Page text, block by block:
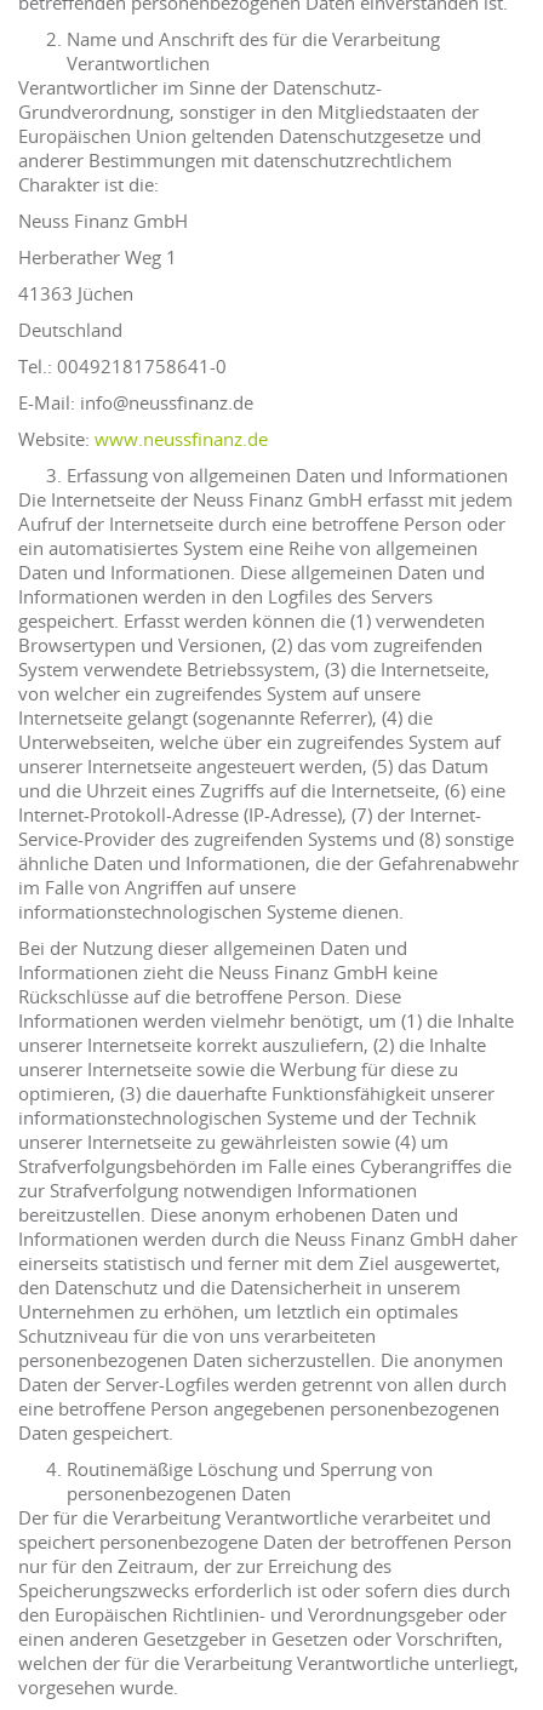
Name und Anschrift des für die Verarbeitung
Verantwortlichen
Verantwortlicher im Sinne der Datenschutz-
Grundverordnung, sonstiger in den Mitgliedstaaten der
Europäischen Union geltenden Datenschutzgesetze und
anderer Bestimmungen mit datenschutzrechtlichem
Charakter ist die:
Neuss Finanz GmbH
Herberather Weg 1
41363 Jüchen
Deutschland
Tel.: 00492181758641-0
E-Mail: info@neussfinanz.de
Website: www.neussfinanz.de
Erfassung von allgemeinen Daten und Informationen
Die Internetseite der Neuss Finanz GmbH erfasst mit jedem
Aufruf der Internetseite durch eine betroffene Person oder
ein automatisiertes System eine Reihe von allgemeinen
Daten und Informationen. Diese allgemeinen Daten und
Informationen werden in den Logfiles des Servers
gespeichert. Erfasst werden können die (1) verwendeten
Browsertypen und Versionen, (2) das vom zugreifenden
System verwendete Betriebssystem, (3) die Internetseite,
von welcher ein zugreifendes System auf unsere
Internetseite gelangt (sogenannte Referrer), (4) die
Unterwebseiten, welche über ein zugreifendes System auf
unserer Internetseite angesteuert werden, (5) das Datum
und die Uhrzeit eines Zugriffs auf die Internetseite, (6) eine
Internet-Protokoll-Adresse (IP-Adresse), (7) der Internet-
Service-Provider des zugreifenden Systems und (8) sonstige
ähnliche Daten und Informationen, die der Gefahrenabwehr
im Falle von Angriffen auf unsere
informationstechnologischen Systeme dienen.
Bei der Nutzung dieser allgemeinen Daten und
Informationen zieht die Neuss Finanz GmbH keine
Rückschlüsse auf die betroffene Person. Diese
Informationen werden vielmehr benötigt, um (1) die Inhalte
unserer Internetseite korrekt auszuliefern, (2) die Inhalte
unserer Internetseite sowie die Werbung für diese zu
optimieren, (3) die dauerhafte Funktionsfähigkeit unserer
informationstechnologischen Systeme und der Technik
unserer Internetseite zu gewährleisten sowie (4) um
Strafverfolgungsbehörden im Falle eines Cyberangriffes die
zur Strafverfolgung notwendigen Informationen
bereitzustellen. Diese anonym erhobenen Daten und
Informationen werden durch die Neuss Finanz GmbH daher
einerseits statistisch und ferner mit dem Ziel ausgewertet,
den Datenschutz und die Datensicherheit in unserem
Unternehmen zu erhöhen, um letztlich ein optimales
Schutzniveau für die von uns verarbeiteten
personenbezogenen Daten sicherzustellen. Die anonymen
Daten der Server-Logfiles werden getrennt von allen durch
eine betroffene Person angegebenen personenbezogenen
Daten gespeichert.
Routinemäßige Löschung und Sperrung von
personenbezogenen Daten
Der für die Verarbeitung Verantwortliche verarbeitet und
speichert personenbezogene Daten der betroffenen Person
nur für den Zeitraum, der zur Erreichung des
Speicherungszwecks erforderlich ist oder sofern dies durch
den Europäischen Richtlinien- und Verordnungsgeber oder
einen anderen Gesetzgeber in Gesetzen oder Vorschriften,
welchen der für die Verarbeitung Verantwortliche unterliegt,
vorgesehen wurde.